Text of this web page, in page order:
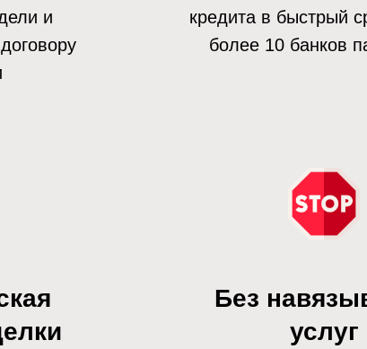
и
кредита в быстрый
более 10 банков
Без
услуг